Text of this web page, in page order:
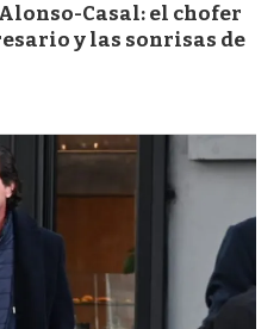
Casal: el chofer
y las sonrisas de